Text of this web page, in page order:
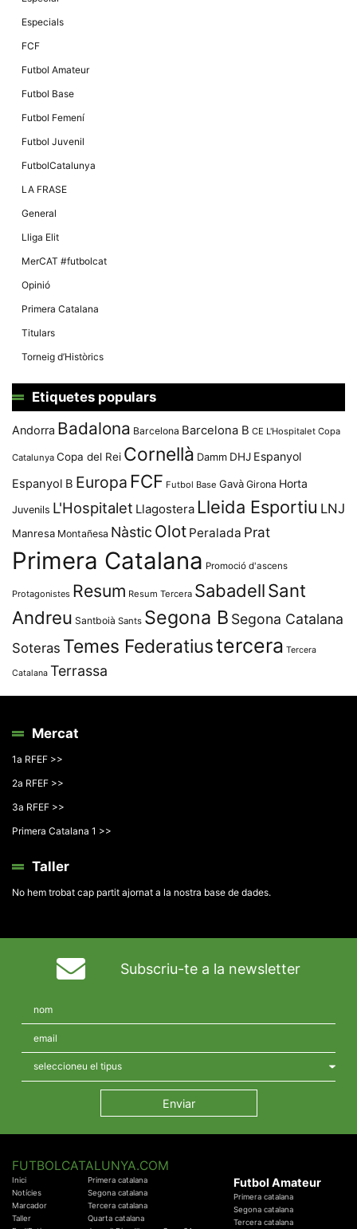
Especials
FCF
Futbol Amateur
Futbol Base
Futbol Femení
Futbol Juvenil
FutbolCatalunya
LA FRASE
General
Lliga Elit
MerCAT #futbolcat
Opinió
Primera Catalana
Titulars
Torneig d’Històrics
Etiquetes populars
Andorra Badalona Barcelona Barcelona B CE L'Hospitalet Copa
Catalunya Copa del Rei Cornellà Damm DHJ Espanyol
Espanyol B Europa FCF Futbol Base Gavà Girona Horta
Juvenils L'Hospitalet Llagostera Lleida Esportiu LNJ
Manresa Montañesa Nàstic Olot Peralada Prat
Primera Catalana Promoció d'ascens
Protagonistes Resum Resum Tercera SabadellSant
Andreu Santboià Sants Segona B Segona Catalana
Soteras Temes Federatiustercera Tercera
Catalana Terrassa
Mercat
1a RFEF >>
2a RFEF >>
3a RFEF >>
Primera Catalana 1 >>
Taller
No hem trobat cap partit ajornat a la nostra base de dades.
Subscriu-te a la newsletter
FUTBOLCATALUNYA.COM
Inici
Notícies
Marcador
Taller
Primera catalana
Segona catalana
Tercera catalana
Quarta catalana
Futbol Amateur
Primera catalana
Segona catalana
Tercera catalana